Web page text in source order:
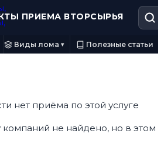
ПРИЕМА ВТОРСЫРЬЯ
Виды лома ▾ Полезные статьи
нет приёма по этой услуге
не найдено, но в этом